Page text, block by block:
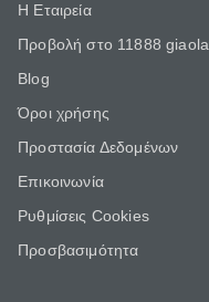
Η Εταιρεία
Προβολή στο 11888 giaola
Blog
Όροι χρήσης
Προστασία Δεδομένων
Επικοινωνία
Ρυθμίσεις Cookies
Προσβασιμότητα